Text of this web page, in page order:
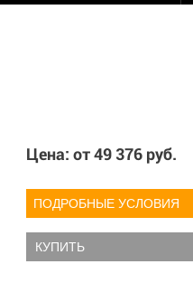
Цена: от49 376 руб.
ПОДРОБНЫЕ УСЛОВИЯ
КУПИТЬ